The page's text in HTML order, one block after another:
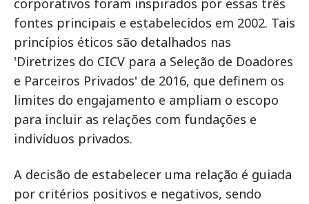
corporativos foram inspirados por essas três
fontes principais e estabelecidos em 2002. Tais
princípios éticos são detalhados nas
'Diretrizes do CICV para a Seleção de Doadores
e Parceiros Privados' de 2016, que definem os
limites do engajamento e ampliam o escopo
para incluir as relações com fundações e
indivíduos privados.
A decisão de estabelecer uma relação é guiada
por critérios positivos e negativos, sendo